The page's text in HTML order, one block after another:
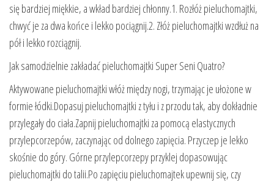
się bardziej miękkie, a wkład bardziej chłonny.1. Rozłóż pieluchomajtki,
chwyć je za dwa końce i lekko pociągnij.2. Złóż pieluchomajtki wzdłuż na
pół i lekko rozciągnij.
Jak samodzielnie zakładać pieluchomajtki Super Seni Quatro?
Aktywowane pieluchomajtki włóż między nogi, trzymając je ułożone w
formie łódki.Dopasuj pieluchomajtki z tyłu i z przodu tak, aby dokładnie
przylegały do ciała.Zapnij pieluchomajtki za pomocą elastycznych
przylepcorzepów, zaczynając od dolnego zapięcia. Przyczep je lekko
skośnie do góry. Górne przylepcorzepy przyklej dopasowując
pieluchomajtki do talii.Po zapięciu pieluchomajtek upewnij się, czy